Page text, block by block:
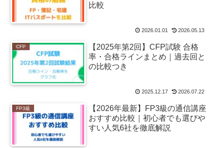
比較
2026.01.01 2026.05.13
CFP
【2025年第2回】CFP試験 合格
率・合格ラインまとめ｜過去回と
の比較つき
2025.12.17 2026.07.22
FP3級
【2026年最新】FP3級の通信講座
おすすめ比較｜初心者でも選びや
すい人気6社を徹底解説